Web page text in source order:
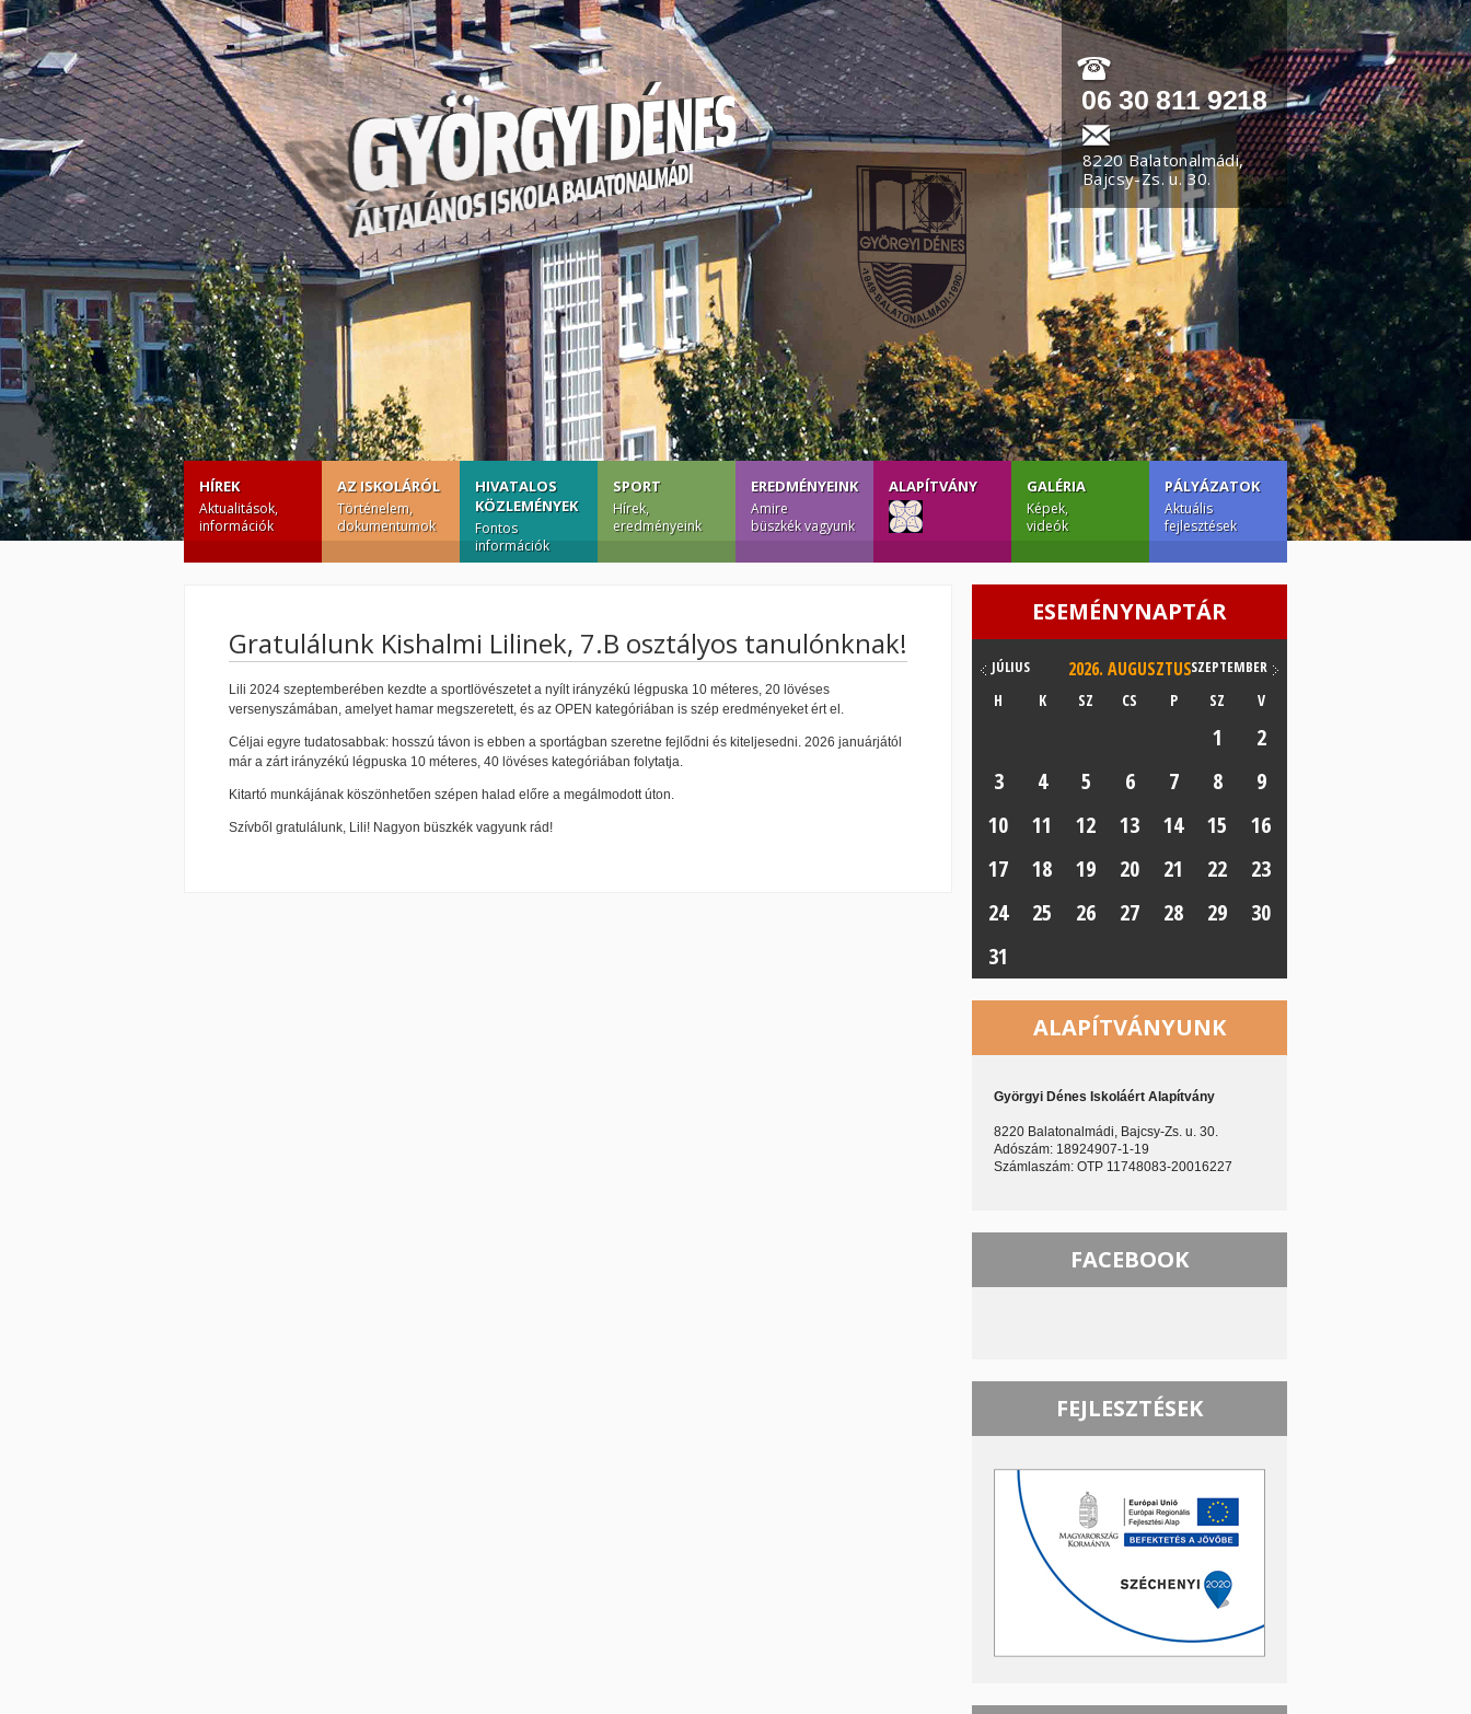
06 30 811 9218
8220 Balatonalmádi,
Bajcsy-Zs. u. 30.
HÍREK
Aktualitások,
információk
AZ ISKOLÁRÓL
Történelem,
dokumentumok
HIVATALOS
KÖZLEMÉNYEK
Fontos
információk
SPORT
Hírek,
eredményeink
EREDMÉNYEINK
Amire
büszkék vagyunk
ALAPÍTVÁNY GALÉRIA
Képek,
videók
PÁLYÁZATOK
Aktuális
fejlesztések
Gratulálunk Kishalmi Lilinek, 7.B osztályos tanulónknak!
Lili 2024 szeptemberében kezdte a sportlövészetet a nyílt irányzékú légpuska 10 méteres, 20 lövéses
versenyszámában, amelyet hamar megszeretett, és az OPEN kategóriában is szép eredményeket ért el.
Céljai egyre tudatosabbak: hosszú távon is ebben a sportágban szeretne fejlődni és kiteljesedni. 2026 januárjától
már a zárt irányzékú légpuska 10 méteres, 40 lövéses kategóriában folytatja.
Kitartó munkájának köszönhetően szépen halad előre a megálmodott úton.
Szívből gratulálunk, Lili! Nagyon büszkék vagyunk rád!
ESEMÉNYNAPTÁR
JÚLIUS 2026. AUGUSZTUSSZEPTEMBER
H K SZ CS P SZ V
1
2
3
4 5 6 7 8
9
10
11 12 13 14 15
16
17
18 19 20 21 22
23
24
25 26 27 28 29
30
31
ALAPÍTVÁNYUNK
Györgyi Dénes Iskoláért Alapítvány
8220 Balatonalmádi, Bajcsy-Zs. u. 30.
Adószám: 18924907-1-19
Számlaszám: OTP 11748083-20016227
FACEBOOK
FEJLESZTÉSEK